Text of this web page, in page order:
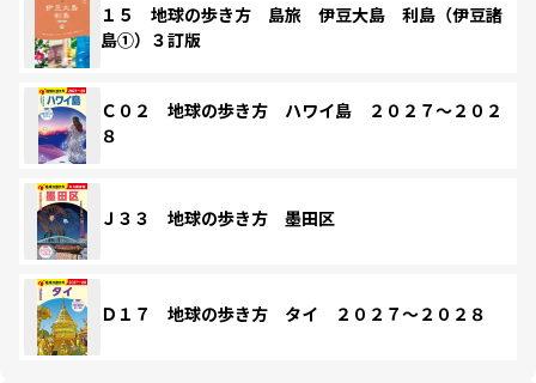
１５ 地球の歩き方 島旅 伊豆大島 利島（伊豆諸
島①）３訂版
Ｃ０２ 地球の歩き方 ハワイ島 ２０２７～２０２
８
Ｊ３３ 地球の歩き方 墨田区
Ｄ１７ 地球の歩き方 タイ ２０２７～２０２８